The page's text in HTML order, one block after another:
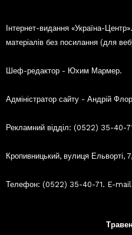
Інтернет-видання «Україна-
матеріалів без посилання (для
Шеф-редактор - Юхим Мармер.
Адміністратор сайту - Андрій
Рекламний відділ: (0522) 35-40-
Кропивницький, вулиця Ельворті,
Телефон: (0522) 35-40-71. E-